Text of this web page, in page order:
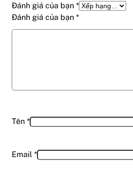
Đánh giá của bạn *
Đánh giá của bạn *
Tên *
Email *